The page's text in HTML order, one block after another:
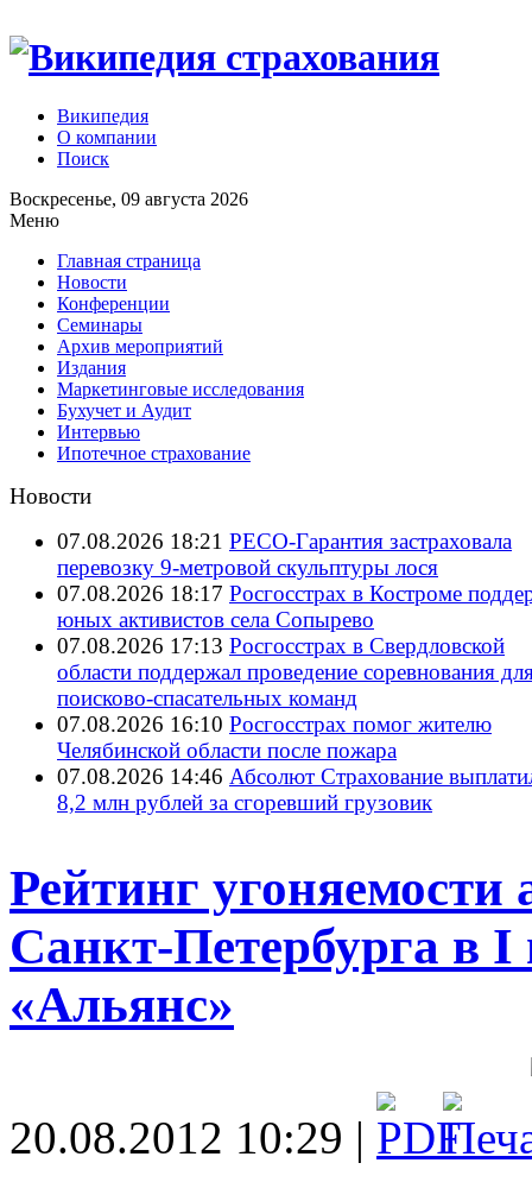
Википедия
О компании
Поиск
Воскресенье, 09 августа 2026
Меню
Главная страница
Новости
Конференции
Семинары
Архив мероприятий
Издания
Маркетинговые исследования
Бухучет и Аудит
Интервью
Ипотечное страхование
Новости
07.08.2026 18:21 РЕСО-Гарантия застраховала
перевозку 9-метровой скульптуры лося
07.08.2026 18:17 Росгосстрах в Костроме
юных активистов села Сопырево
07.08.2026 17:13 Росгосстрах в Свердловской
области поддержал проведение соревнования
поисково‑спасательных команд
07.08.2026 16:10 Росгосстрах помог жителю
Челябинской области после пожара
07.08.2026 14:46 Абсолют Страхование
8,2 млн рублей за сгоревший грузовик
Рейтинг
Санкт-Петербурга в I
«Альянс»
20.08.2012 10:29 |